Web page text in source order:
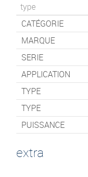
type
CATÉGORIE
MARQUE
SERIE
APPLICATION
TYPE
TYPE
PUISSANCE
extra